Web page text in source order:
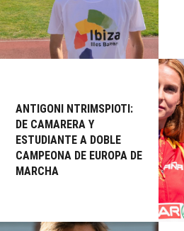
ANTIGONI NTRIMSPIOTI:
DE CAMARERA Y
ESTUDIANTE A DOBLE
CAMPEONA DE EUROPA DE
MARCHA